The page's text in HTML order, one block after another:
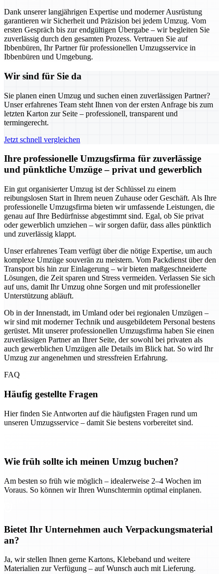
Dank unserer langjährigen Expertise und moderner Ausrüstung
garantieren wir Sicherheit und Präzision bei jedem Umzug. Vom
ersten Gespräch bis zur endgültigen Übergabe – wir begleiten Sie
zuverlässig durch den gesamten Prozess. Vertrauen Sie auf
Ibbenbüren, Ihr Partner für professionellen Umzugsservice in
Ibbenbüren und Umgebung.
Wir sind für Sie da
Sie planen einen Umzug und suchen einen zuverlässigen Partner?
Unser erfahrenes Team steht Ihnen von der ersten Anfrage bis zum
letzten Karton zur Seite – professionell, transparent und
termingerecht.
Jetzt schnell vergleichen
Ihre professionelle Umzugsfirma für zuverlässige
und pünktliche Umzüge – privat und gewerblich
Ein gut organisierter Umzug ist der Schlüssel zu einem
reibungslosen Start in Ihrem neuen Zuhause oder Geschäft. Als Ihre
professionelle Umzugsfirma bieten wir umfassende Leistungen, die
genau auf Ihre Bedürfnisse abgestimmt sind. Egal, ob Sie privat
oder gewerblich umziehen – wir sorgen dafür, dass alles pünktlich
und zuverlässig klappt.
Unser erfahrenes Team verfügt über die nötige Expertise, um auch
komplexe Umzüge souverän zu meistern. Vom Packdienst über den
Transport bis hin zur Einlagerung – wir bieten maßgeschneiderte
Lösungen, die Zeit sparen und Stress vermeiden. Verlassen Sie sich
auf uns, damit Ihr Umzug ohne Sorgen und mit professioneller
Unterstützung abläuft.
Ob in der Innenstadt, im Umland oder bei regionalen Umzügen –
wir sind mit moderner Technik und ausgebildetem Personal bestens
gerüstet. Mit unserer professionellen Umzugsfirma haben Sie einen
zuverlässigen Partner an Ihrer Seite, der sowohl bei privaten als
auch gewerblichen Umzügen alle Details im Blick hat. So wird Ihr
Umzug zur angenehmen und stressfreien Erfahrung.
FAQ
Häufig gestellte Fragen
Hier finden Sie Antworten auf die häufigsten Fragen rund um
unseren Umzugsservice – damit Sie bestens vorbereitet sind.
Wie früh sollte ich meinen Umzug buchen?
Am besten so früh wie möglich – idealerweise 2–4 Wochen im
Voraus. So können wir Ihren Wunschtermin optimal einplanen.
Bietet Ihr Unternehmen auch Verpackungsmaterial
an?
Ja, wir stellen Ihnen gerne Kartons, Klebeband und weitere
Materialien zur Verfügung – auf Wunsch auch mit Lieferung.